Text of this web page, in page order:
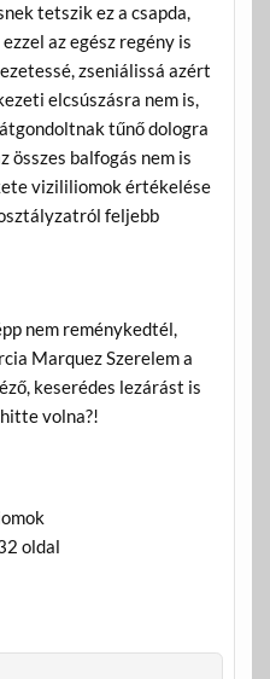
tetszik ez a csapda,
az egész regény is
zseniálissá azért
elcsúszásra nem is,
tűnő dologra
összes balfogás nem is
vizililiomok értékelése
feljebb
nem reménykedtél,
Marquez Szerelem a
keserédes lezárást is
volna?!
oldal